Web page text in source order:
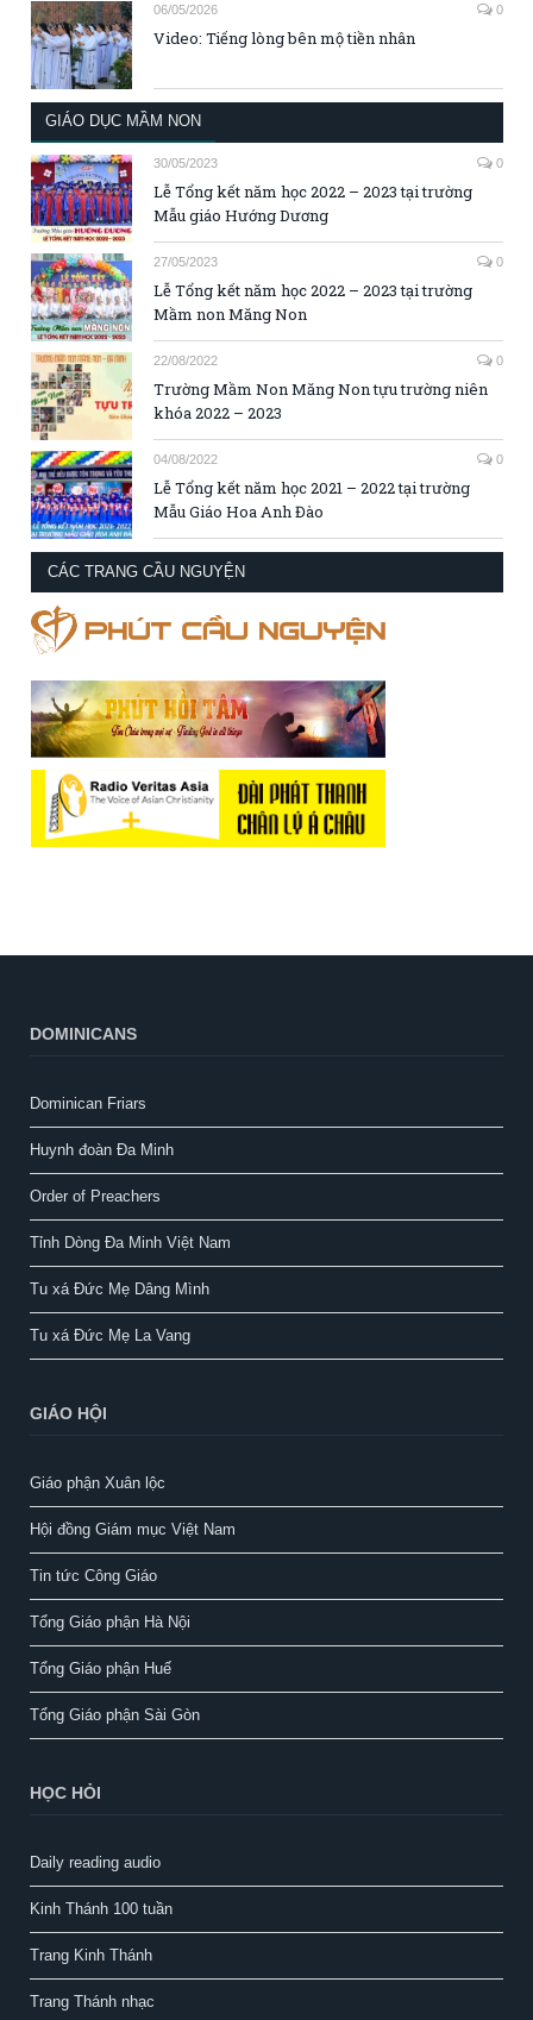
06/05/2026 0
Video: Tiếng lòng bên mộ tiền nhân
GIÁO DỤC MẦM NON
30/05/2023 0
Lễ Tổng kết năm học 2022 – 2023 tại trường
Mẫu giáo Hướng Dương
27/05/2023 0
Lễ Tổng kết năm học 2022 – 2023 tại trường
Mầm non Măng Non
22/08/2022 0
Trường Mầm Non Măng Non tựu trường niên
khóa 2022 – 2023
04/08/2022 0
Lễ Tổng kết năm học 2021 – 2022 tại trường
Mẫu Giáo Hoa Anh Đào
CÁC TRANG CẦU NGUYỆN
DOMINICANS
Dominican Friars
Huynh đoàn Đa Minh
Order of Preachers
Tỉnh Dòng Đa Minh Việt Nam
Tu xá Đức Mẹ Dâng Mình
Tu xá Đức Mẹ La Vang
GIÁO HỘI
Giáo phận Xuân lộc
Hội đồng Giám mục Việt Nam
Tin tức Công Giáo
Tổng Giáo phận Hà Nội
Tổng Giáo phận Huế
Tổng Giáo phận Sài Gòn
HỌC HỎI
Daily reading audio
Kinh Thánh 100 tuần
Trang Kinh Thánh
Trang Thánh nhạc